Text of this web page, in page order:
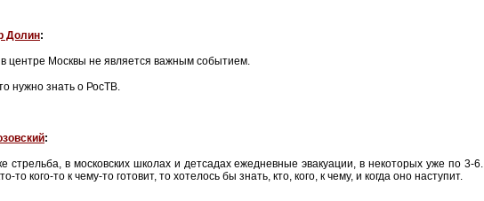
Долин:
центре Москвы не является важным событием.
нужно знать о РосТВ.
:
стрельба, в московских школах и детсадах ежедневные эвакуации, в некоторых уже по 3-6.
то кого-то к чему-то готовит, то хотелось бы знать, кто, кого, к чему, и когда оно наступит.